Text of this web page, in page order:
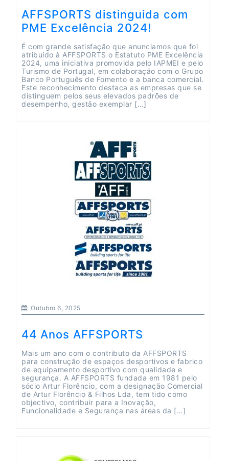
AFFSPORTS distinguida com
PME Excelência 2024!
É com grande satisfação que anunciamos que foi
atribuído à AFFSPORTS o Estatuto PME Excelência
2024, uma iniciativa promovida pelo IAPMEI e pelo
Turismo de Portugal, em colaboração com o Grupo
Banco Português de Fomento e a banca comercial.
Este reconhecimento destaca as empresas que se
distinguem pelos seus elevados padrões de
desempenho, gestão exemplar […]
Outubro 6, 2025
44 Anos AFFSPORTS
Mais um ano com o contributo da AFFSPORTS
para construção de espaços desportivos e fabrico
de equipamento desportivo com qualidade e
segurança. A AFFSPORTS fundada em 1981 pelo
sócio Artur Florêncio, com a designação Comercial
de Artur Florêncio & Filhos Lda, tem tido como
objectivo, contribuir para a Inovação,
Funcionalidade e Segurança nas áreas da […]